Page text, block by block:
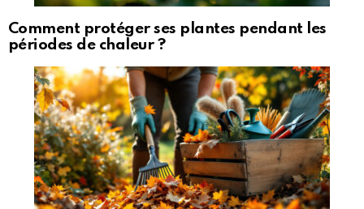
Comment protéger ses plantes pendant les
périodes de chaleur ?